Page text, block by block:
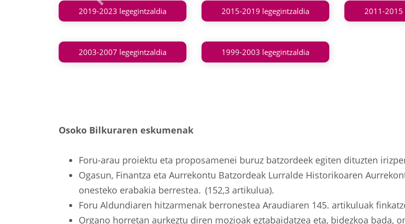
Aurrekoa
2019-2023 legegintzaldia 2015-2019 legegintzaldia 2011-2015
2003-2007 legegintzaldia 1999-2003 legegintzaldia
Osoko Bilkuraren eskumenak
Foru-arau proiektu eta proposamenei buruz batzordeek egiten dituzten
Ogasun, Finantza eta Aurrekontu Batzordeak Lurralde Historikoaren
onesteko erabakia berrestea. (152,3 artikulua).
Foru Aldundiaren hitzarmenak berronestea Araudiaren 145. artikuluak
Organo horretan aurkeztu diren mozioak eztabaidatzea eta, bidezkoa bada,